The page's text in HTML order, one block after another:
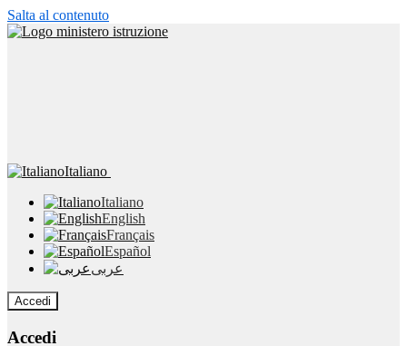
Salta al contenuto
Italiano
Italiano
English
Français
Español
عربى
Accedi
Accedi